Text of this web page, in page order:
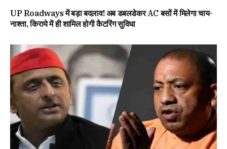
UP Roadways में बड़ा बदलाव! अब डबलडेकर AC बसों में मिलेगा चाय-
नाश्ता, किराये में ही शामिल होगी कैटरिंग सुविधा